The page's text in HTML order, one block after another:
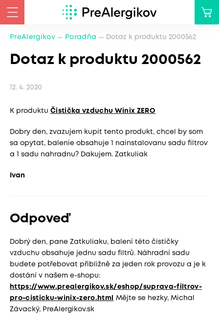
PreAlergikov Poradňa Dotaz k produktu 2000562
Dotaz k produktu 2000562
12. 4. 2020
K produktu Čistička vzduchu Winix ZERO
Dobry den, zvazujem kupit tento produkt, chcel by som
sa opytat, balenie obsahuje 1 nainstalovanu sadu filtrov
a 1 sadu nahradnu? Dakujem. Zatkuliak
Ivan
Odpoveď
Dobrý den, pane Zatkuliaku, balení této čističky
vzduchu obsahuje jednu sadu filtrů. Náhradní sadu
budete potřebovat přibližně za jeden rok provozu a je k
dostání v našem e-shopu:
https://www.prealergikov.sk/eshop/suprava-filtrov-
pro-cisticku-winix-zero.html
Mějte se hezky, Michal
Závacký, PreAlergikov.sk